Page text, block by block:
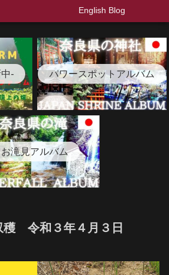
English Blog
- パワースポットアルバム
お滝見アルバム
穫 令和３年４月３日